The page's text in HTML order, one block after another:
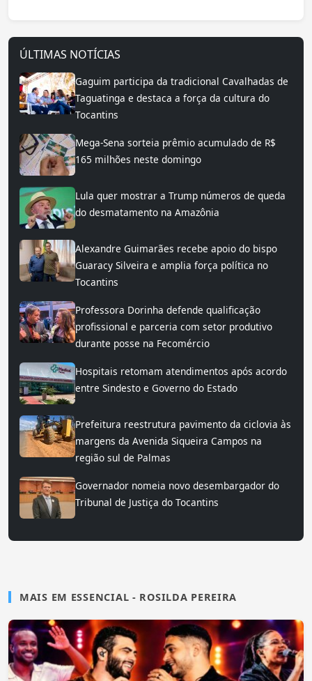
ÚLTIMAS NOTÍCIAS
Gaguim participa da tradicional Cavalhadas de
Taguatinga e destaca a força da cultura do
Tocantins
Mega-Sena sorteia prêmio acumulado de R$
165 milhões neste domingo
Lula quer mostrar a Trump números de queda
do desmatamento na Amazônia
Alexandre Guimarães recebe apoio do bispo
Guaracy Silveira e amplia força política no
Tocantins
Professora Dorinha defende qualificação
profissional e parceria com setor produtivo
durante posse na Fecomércio
Hospitais retomam atendimentos após acordo
entre Sindesto e Governo do Estado
Prefeitura reestrutura pavimento da ciclovia às
margens da Avenida Siqueira Campos na
região sul de Palmas
Governador nomeia novo desembargador do
Tribunal de Justiça do Tocantins
MAIS EM ESSENCIAL - ROSILDA PEREIRA